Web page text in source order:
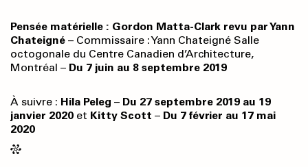
Pensée matérielle : Gordon Matta-Clark revu par Yann
Chateigné – Commissaire : Yann Chateigné Salle
octogonale du Centre Canadien d’Architecture,
Montréal – Du 7 juin au 8 septembre 2019
À suivre : Hila Peleg – Du 27 septembre 2019 au 19
janvier 2020 et Kitty Scott – Du 7 février au 17 mai
2020